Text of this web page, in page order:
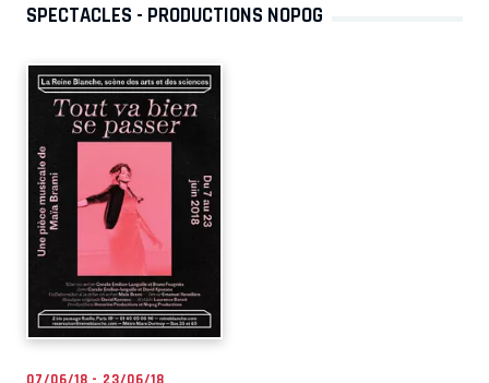
SPECTACLES - PRODUCTIONS NOPOG
07/06/18 - 23/06/18